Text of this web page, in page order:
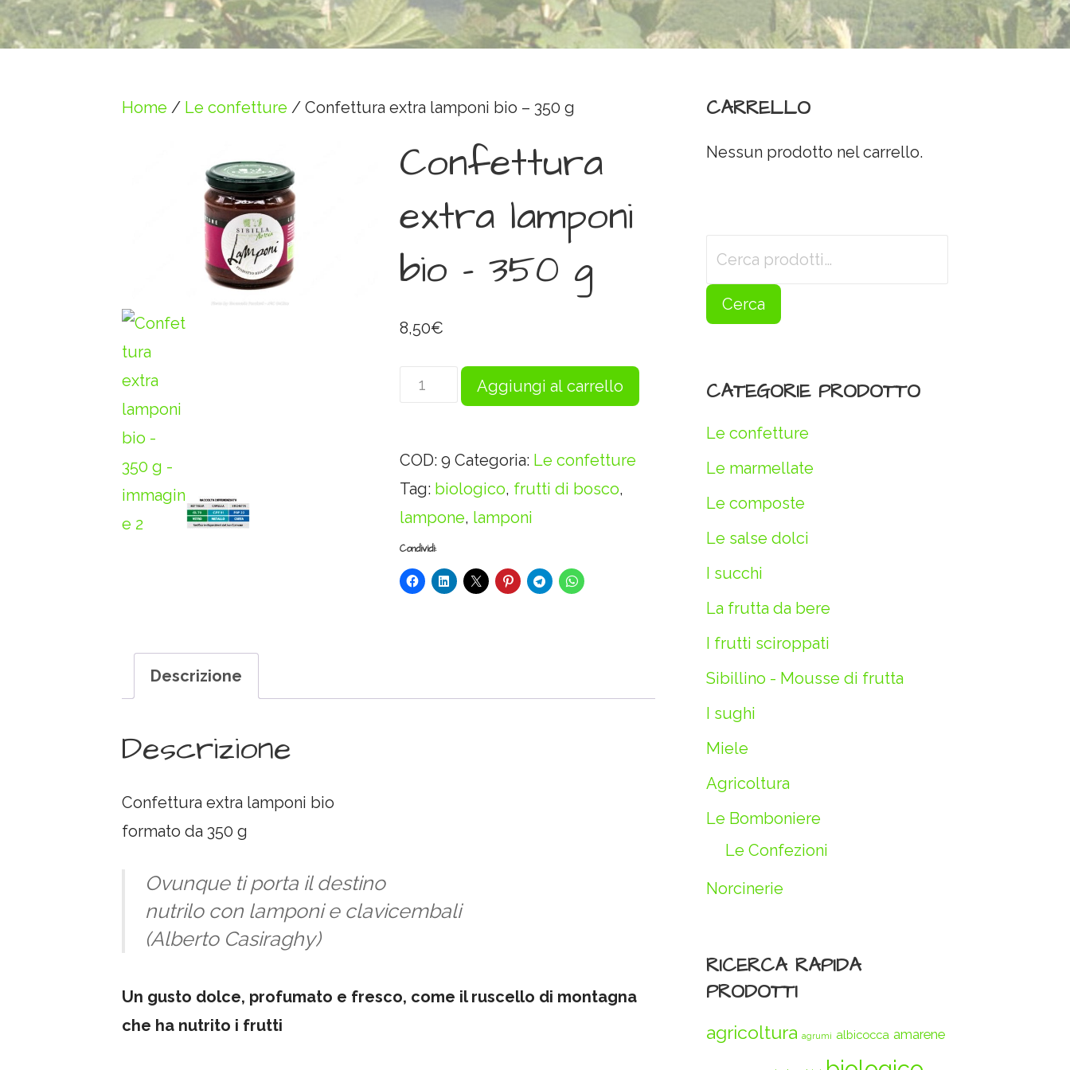
Home / Le confetture / Confettura extra lamponi bio – 350 g
Confettura
extra lamponi
bio – 350 g
8,50€
Confettura
bio
-
350
g
quantità
Aggiungi al carrello
COD:9 Categoria: Le confetture
Tag: biologico, frutti di bosco,
lampone, lamponi
Condividi:
Descrizione
Descrizione
Confettura extra lamponi bio
formato da 350 g
Ovunque ti porta il destino
nutrilo con lamponi e clavicembali
(Alberto Casiraghy)
Un gusto dolce, profumato e fresco, come il ruscello di montagna
che ha nutrito i frutti
CARRELLO
Nessun prodotto nel carrello.
Cerca:
Cerca
CATEGORIE PRODOTTO
Le confetture
Le marmellate
Le composte
Le salse dolci
I succhi
La frutta da bere
I frutti sciroppati
Sibillino - Mousse di frutta
I sughi
Miele
Agricoltura
Le Bomboniere
Le Confezioni
Norcinerie
RICERCA RAPIDA
PRODOTTI
agricoltura agrumi albicocca amarene